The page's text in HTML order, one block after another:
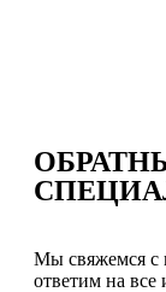
Мы свяжемся с
ответим на